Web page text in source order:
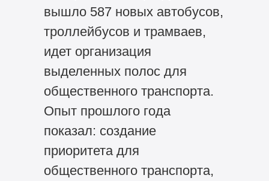
вышло 587 новых автобусов,
троллейбусов и трамваев,
идет организация
выделенных полос для
общественного транспорта.
Опыт прошлого года
показал: создание
приоритета для
общественного транспорта,